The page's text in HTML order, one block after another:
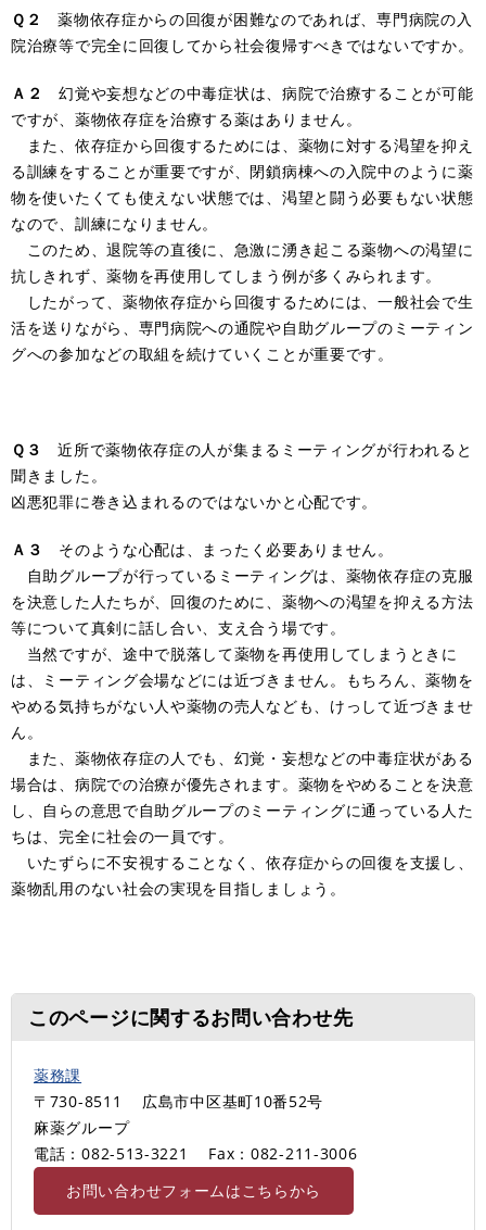
Ｑ２
薬物依存症からの回復が困難なのであれば、専門病院の入
院治療等で完全に回復してから社会復帰すべきではないですか。
Ａ２
幻覚や妄想などの中毒症状は、病院で治療することが可能
ですが、薬物依存症を治療する薬はありません。
また、依存症から回復するためには、薬物に対する渇望を抑え
る訓練をすることが重要ですが、閉鎖病棟への入院中のように薬
物を使いたくても使えない状態では、渇望と闘う必要もない状態
なので、訓練になりません。
このため、退院等の直後に、急激に湧き起こる薬物への渇望に
抗しきれず、薬物を再使用してしまう例が多くみられます。
したがって、薬物依存症から回復するためには、一般社会で生
活を送りながら、専門病院への通院や自助グループのミーティン
グへの参加などの取組を続けていくことが重要です。
Ｑ３
近所で薬物依存症の人が集まるミーティングが行われると
聞きました。
凶悪犯罪に巻き込まれるのではないかと心配です。
Ａ３
そのような心配は、まったく必要ありません。
自助グループが行っているミーティングは、薬物依存症の克服
を決意した人たちが、回復のために、薬物への渇望を抑える方法
等について真剣に話し合い、支え合う場です。
当然ですが、途中で脱落して薬物を再使用してしまうときに
は、ミーティング会場などには近づきません。もちろん、薬物を
やめる気持ちがない人や薬物の売人なども、けっして近づきませ
ん。
また、薬物依存症の人でも、幻覚・妄想などの中毒症状がある
場合は、病院での治療が優先されます。薬物をやめることを決意
し、自らの意思で自助グループのミーティングに通っている人た
ちは、完全に社会の一員です。
いたずらに不安視することなく、依存症からの回復を支援し、
薬物乱用のない社会の実現を目指しましょう。
このページに関するお問い合わせ先
薬務課
〒730-8511
広島市中区基町10番52号
麻薬グループ
電話：082-513-3221
Fax：082-211-3006
お問い合わせフォームはこちらから